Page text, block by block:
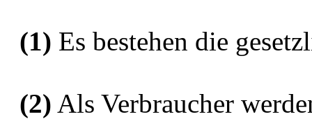
(1) Es bestehen die
(2) Als Verbraucher